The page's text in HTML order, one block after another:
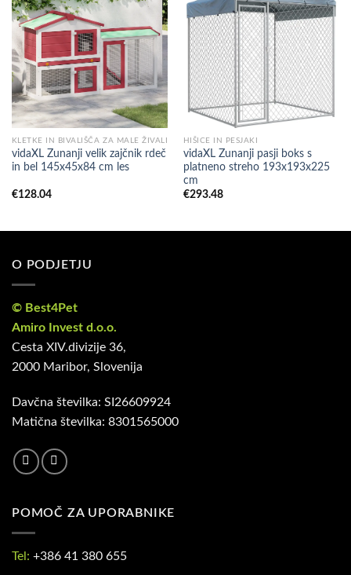
KLETKE IN BIVALIŠČA ZA MALE ŽIVALI
vidaXL Zunanji velik zajčnik rdeč
in bel 145x45x84 cm les
€128.04
HIŠICE IN PESJAKI
vidaXL Zunanji pasji boks s
platneno streho 193x193x225
cm
€293.48
O PODJETJU
© Best4Pet
Amiro Invest d.o.o.
Cesta XIV.divizije 36,
2000 Maribor, Slovenija
Davčna številka: SI26609924
Matična številka: 8301565000
POMOČ ZA UPORABNIKE
Tel: +386 41 380 655